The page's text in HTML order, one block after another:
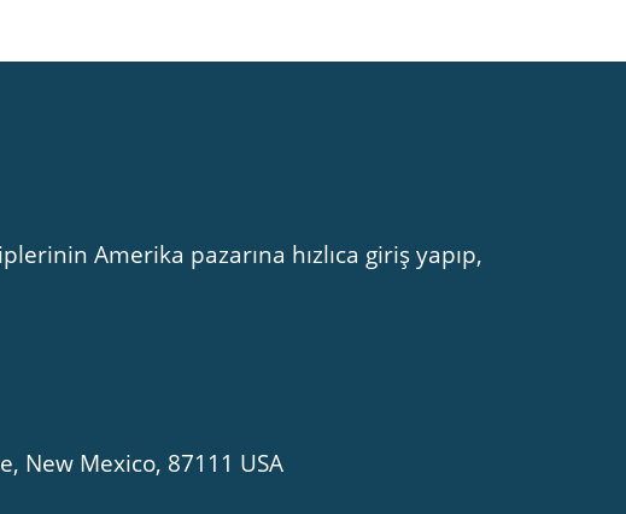
Amerika pazarına hızlıca giriş yapıp,
New Mexico, 87111 USA